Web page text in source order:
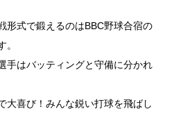
形式で鍛えるのはBBC野球合宿の
。
手はバッティングと守備に分かれ
大喜び！みんな鋭い打球を飛ばし